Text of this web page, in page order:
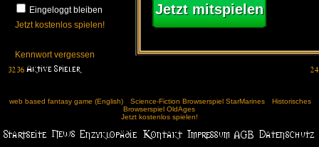
Eingeloggt bleiben
Jetzt kostenlos spielen!
Kennwort vergessen
Jetzt mitspielen
web based fantasy game (English) Science-Fiction Browserspiel StarMarines
Historisches
Browserspiel OldAges
Jetzt kostenlos spielen!